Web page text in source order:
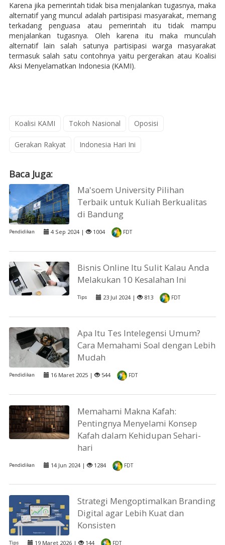
Karena jika pemerintah tidak bisa menjalankan tugasnya, maka
alternatif yang muncul adalah partisipasi masyarakat, memang
terkadang penguasa atau pemerintah itu tidak mampu
menjalankan tugasnya. Oleh karena itu maka munculah
alternatif lain salah satunya partisipasi warga masyarakat
termasuk salah satu contohnya yaitu pergerakan atau Koalisi
Aksi Menyelamatkan Indonesia (KAMI).
Koalisi KAMI Tokoh Nasional Oposisi
Gerakan Rakyat Indonesia Hari Ini
Baca Juga:
Ma'soem University Pilihan
Terbaik untuk Kuliah Berkualitas
di Bandung
Pendidikan 4 Sep 2024 | 1004 FDT
Bisnis Online Itu Sulit Kalau Anda
Melakukan 10 Kesalahan Ini
Tips 23 Jul 2024 | 813 FDT
Apa Itu Tes Intelegensi Umum?
Cara Memahami Soal dengan Lebih
Mudah
Pendidikan 16 Maret 2025 | 544 FDT
Memahami Makna Kafah:
Pentingnya Menyelami Konsep
Kafah dalam Kehidupan Sehari-
hari
Pendidikan 14 Jun 2024 | 1284 FDT
Strategi Mengoptimalkan Branding
Digital agar Lebih Kuat dan
Konsisten
Tips 19 Maret 2026 | 144 FDT